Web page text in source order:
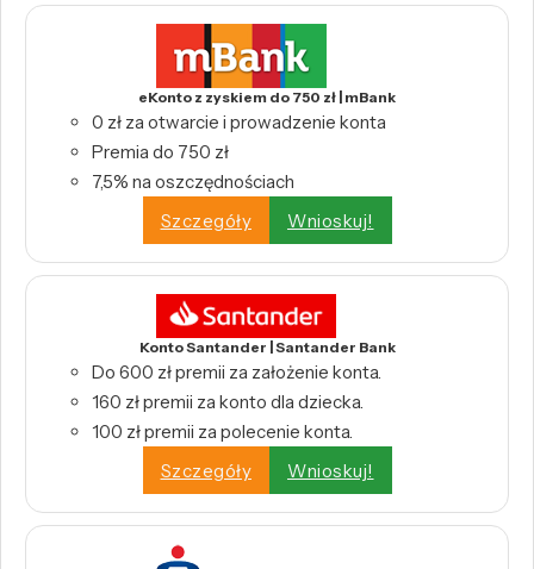
eKonto z zyskiem do 750 zł | mBank
0 zł za otwarcie i prowadzenie konta
Premia do 750 zł
7,5% na oszczędnościach
Szczegóły
Wnioskuj!
Konto Santander | Santander Bank
Do 600 zł premii za założenie konta.
160 zł premii za konto dla dziecka.
100 zł premii za polecenie konta.
Szczegóły
Wnioskuj!